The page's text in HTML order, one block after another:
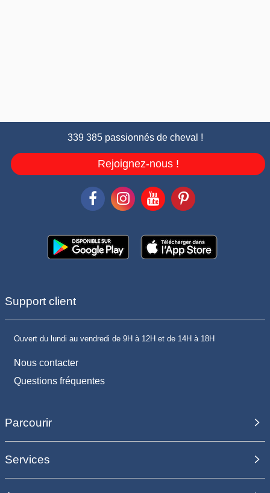
339 385 passionnés de cheval !
Rejoignez-nous !
Support client
Ouvert du lundi au vendredi de 9H à 12H et de 14H à 18H
Nous contacter
Questions fréquentes
Parcourir
Services